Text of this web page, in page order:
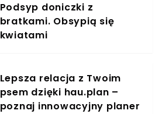
Podsyp doniczki z
bratkami. Obsypią się
kwiatami
Lepsza relacja z Twoim
psem dzięki hau.plan –
poznaj innowacyjny planer